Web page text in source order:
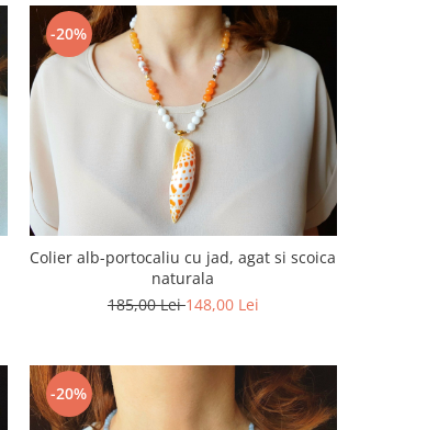
-20%
Colier alb-portocaliu cu jad, agat si scoica
naturala
185,00 Lei148,00 Lei
-20%